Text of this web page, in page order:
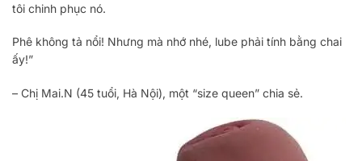
tôi chinh phục nó.
Phê không tả nổi! Nhưng mà nhớ nhé, lube phải tính bằng chai
ấy!”
– Chị Mai.N (45 tuổi, Hà Nội), một “size queen” chia sẻ.